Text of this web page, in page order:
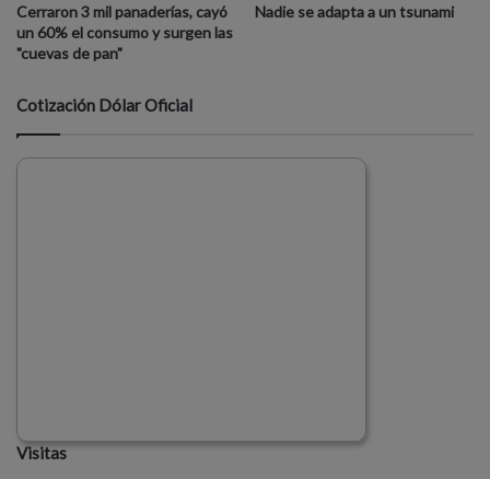
Cerraron 3 mil panaderías, cayó
un 60% el consumo y surgen las
"cuevas de pan"
Nadie se adapta a un tsunami
Cotización Dólar Oficial
Visitas